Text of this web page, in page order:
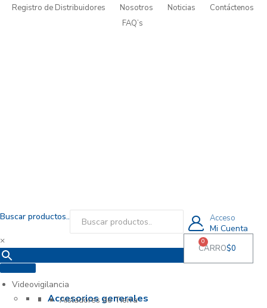
Registro de Distribuidores Nosotros Noticias
Contáctenos
FAQ’s
Buscar productos..
×
Acceso
Mi Cuenta
$0
0
CARRO
Videovigilancia
Accesorios generales
Aisladores de Tierra